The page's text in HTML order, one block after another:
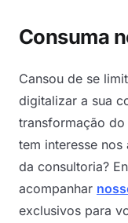
Consuma
Cansou de se
digitalizar a sua
transformação
tem interesse
da consultoria?
acompanhar
exclusivos para